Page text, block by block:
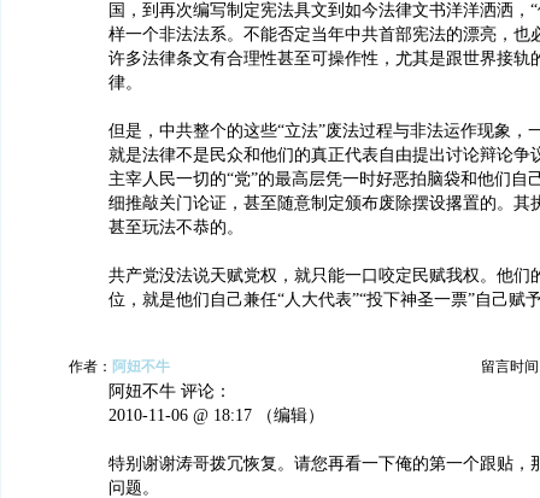
国，到再次编写制定宪法具文到如今法律文书洋洋洒洒，
样一个非法法系。不能否定当年中共首部宪法的漂亮，也
许多法律条文有合理性甚至可操作性，尤其是跟世界接轨
律。
但是，中共整个的这些“立法”废法过程与非法运作现象，
就是法律不是民众和他们的真正代表自由提出讨论辩论争
主宰人民一切的“党”的最高层凭一时好恶拍脑袋和他们自
细推敲关门论证，甚至随意制定颁布废除摆设撂置的。其
甚至玩法不恭的。
共产党没法说天赋党权，就只能一口咬定民赋我权。他们
位，就是他们自己兼任“人大代表”“投下神圣一票”自己赋
作者： 阿妞不牛 留言时间
阿妞不牛 评论：
2010-11-06 @ 18:17 （编辑）
特别谢谢涛哥拨冗恢复。请您再看一下俺的第一个跟贴，
问题。